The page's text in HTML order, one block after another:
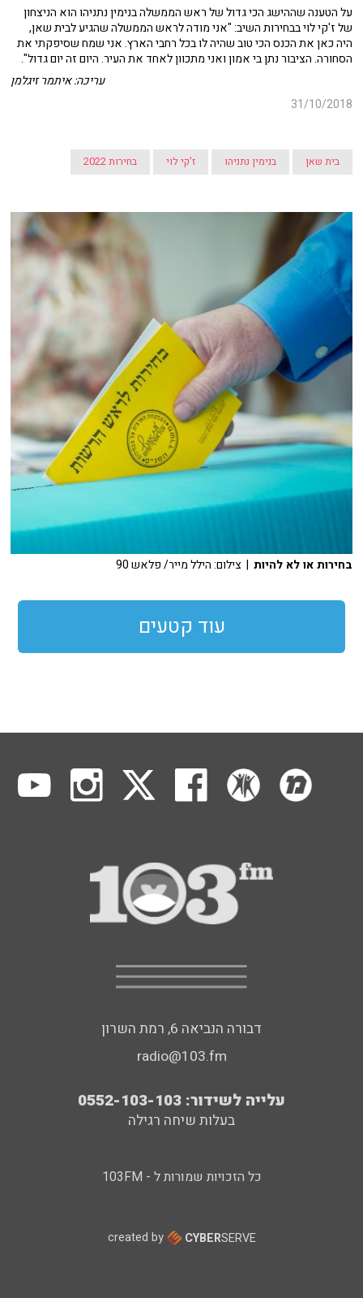
על הטענה שההישג הכי גדול של ראש הממשלה בנימין נתניהו הוא הניצחון
של ז'קי לוי בבחירות השיב: "אני מודה לראש הממשלה שהגיע לבית שאן,
היה כאן את הכנס הכי טוב שהיה לו בכל רחבי הארץ. אני שמח שסיפקתי את
הסחורה. הציבור נתן בי אמון ואני מתכוון לאחד את העיר. היום זה יום גדול".
עריכה: איתמר זיגלמן
31/10/2018
בית שאן בנימין נתניהו ז'קי לוי בחירות 2022
בחירות או לא להיות | צילום: הילל מייר/ פלאש 90
עוד קטעים
דבורה הנביאה 6, רמת השרון
radio@103.fm
עלייה לשידור: 0552-103-103
בעלות שיחה רגילה
כל הזכויות שמורות ל - 103FM
created by CYBERSERVE